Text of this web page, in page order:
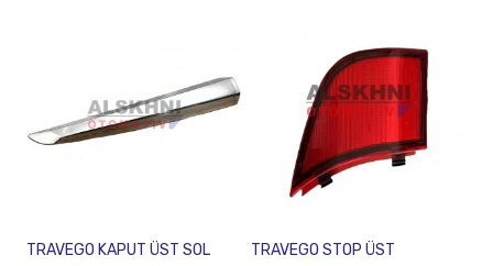
TRAVEGO KAPUT ÜST SOL
TRAVEGO STOP ÜST